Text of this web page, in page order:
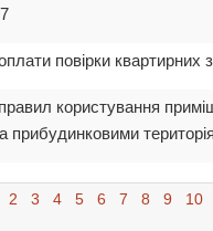
повірки квартирних
користування
прибудинковими
2 3 4 5 6 7 8 9 10